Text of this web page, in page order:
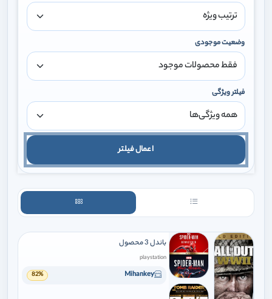
وضعیت موجودی
فیلتر ویژگی
اعمال فیلتر
باندل 3 محصول
playstation
Mihankey
82%